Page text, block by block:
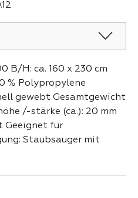
B/H: ca. 160 x 230 cm
% Polypropylene
gewebt Gesamtgewicht
/-stärke (ca.): 20 mm
Geeignet für
Staubsauger mit